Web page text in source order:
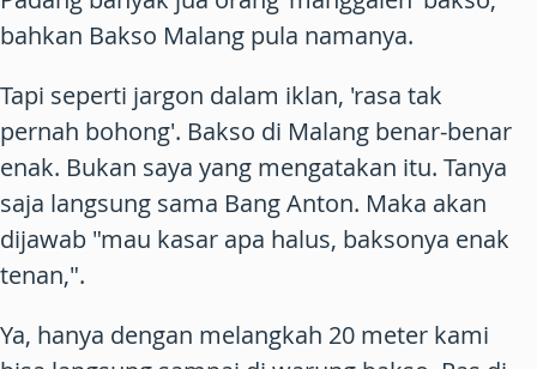
bahkan Bakso Malang pula namanya.
Tapi seperti jargon dalam iklan, 'rasa tak
pernah bohong'. Bakso di Malang benar-benar
enak. Bukan saya yang mengatakan itu. Tanya
saja langsung sama Bang Anton. Maka akan
dijawab "mau kasar apa halus, baksonya enak
tenan,".
Ya, hanya dengan melangkah 20 meter kami